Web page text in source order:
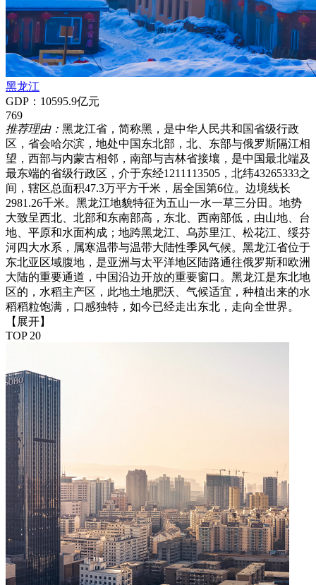
黑龙江
GDP：10595.9亿元
769
推荐理由： 黑龙江省，简称黑，是中华人民共和国省级行政
区，省会哈尔滨，地处中国东北部，北、东部与俄罗斯隔江相
望，西部与内蒙古相邻，南部与吉林省接壤，是中国最北端及
最东端的省级行政区，介于东经1211113505，北纬43265333之
间，辖区总面积47.3万平方千米，居全国第6位。边境线长
2981.26千米。黑龙江地貌特征为五山一水一草三分田。地势
大致呈西北、北部和东南部高，东北、西南部低，由山地、台
地、平原和水面构成；地跨黑龙江、乌苏里江、松花江、绥芬
河四大水系，属寒温带与温带大陆性季风气候。黑龙江省位于
东北亚区域腹地，是亚洲与太平洋地区陆路通往俄罗斯和欧洲
大陆的重要通道，中国沿边开放的重要窗口。黑龙江是东北地
区的，水稻主产区，此地土地肥沃、气候适宜，种植出来的水
稻稻粒饱满，口感独特，如今已经走出东北，走向全世界。
【展开】
TOP 20